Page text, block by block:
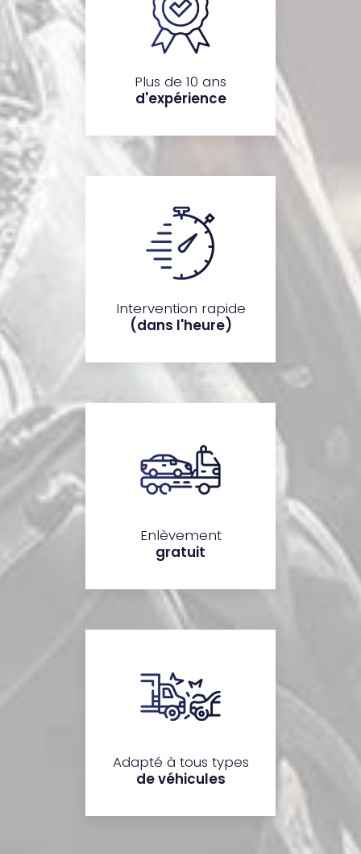
Plus de 10 ans
d'expérience
Intervention rapide
(dans l'heure)
Enlèvement
gratuit
Adapté à tous types
de véhicules